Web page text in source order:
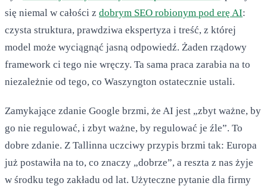
się niemal w całości z dobrym SEO robionym pod erę AI:
czysta struktura, prawdziwa ekspertyza i treść, z której
model może wyciągnąć jasną odpowiedź. Żaden rządowy
framework ci tego nie wręczy. Ta sama praca zarabia na to
niezależnie od tego, co Waszyngton ostatecznie ustali.
Zamykające zdanie Google brzmi, że AI jest „zbyt ważne, by
go nie regulować, i zbyt ważne, by regulować je źle”. To
dobre zdanie. Z Tallinna uczciwy przypis brzmi tak: Europa
już postawiła na to, co znaczy „dobrze”, a reszta z nas żyje
w środku tego zakładu od lat. Użyteczne pytanie dla firmy